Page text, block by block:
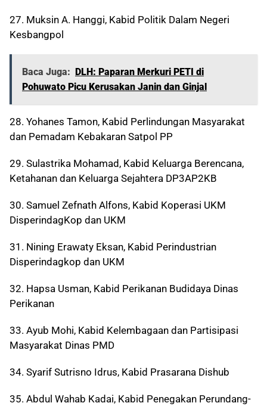
27. Muksin A. Hanggi, Kabid Politik Dalam Negeri
Kesbangpol
Baca Juga: DLH: Paparan Merkuri PETI di
Pohuwato Picu Kerusakan Janin dan Ginjal
28. Yohanes Tamon, Kabid Perlindungan Masyarakat
dan Pemadam Kebakaran Satpol PP
29. Sulastrika Mohamad, Kabid Keluarga Berencana,
Ketahanan dan Keluarga Sejahtera DP3AP2KB
30. Samuel Zefnath Alfons, Kabid Koperasi UKM
DisperindagKop dan UKM
31. Nining Erawaty Eksan, Kabid Perindustrian
Disperindagkop dan UKM
32. Hapsa Usman, Kabid Perikanan Budidaya Dinas
Perikanan
33. Ayub Mohi, Kabid Kelembagaan dan Partisipasi
Masyarakat Dinas PMD
34. Syarif Sutrisno Idrus, Kabid Prasarana Dishub
35. Abdul Wahab Kadai, Kabid Penegakan Perundang-